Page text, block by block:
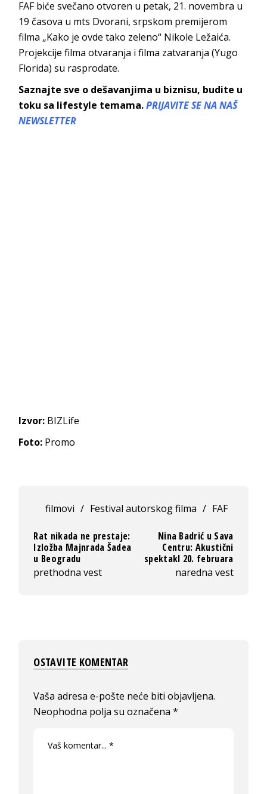
FAF biće svečano otvoren u petak, 21. novembra u
19 časova u mts Dvorani, srpskom premijerom
filma „Kako je ovde tako zeleno“ Nikole Ležaića.
Projekcije filma otvaranja i filma zatvaranja (Yugo
Florida) su rasprodate.
Saznajte sve o dešavanjima u biznisu, budite u
toku sa lifestyle temama.PRIJAVITE SE NA NAŠ
NEWSLETTER
Izvor: BIZLife
Foto: Promo
filmovi / Festival autorskog filma / FAF
Rat nikada ne prestaje:
Izložba Majnrada Šadea
u Beogradu
prethodna vest
Nina Badrić u Sava
Centru: Akustični
spektakl 20. februara
naredna vest
OSTAVITE KOMENTAR
Vaša adresa e-pošte neće biti objavljena.
Neophodna polja su označena*